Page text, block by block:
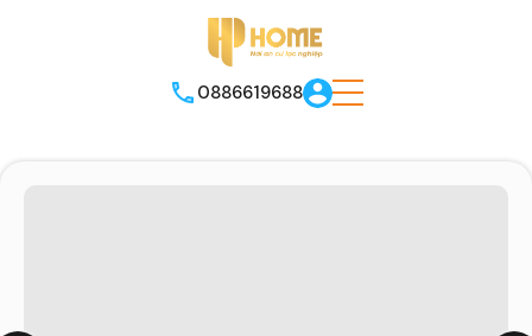
0886619688